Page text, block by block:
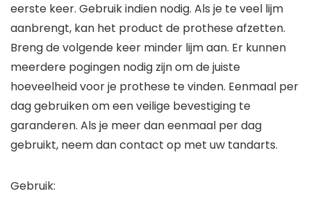
eerste keer. Gebruik indien nodig. Als je te veel lijm
aanbrengt, kan het product de prothese afzetten.
Breng de volgende keer minder lijm aan. Er kunnen
meerdere pogingen nodig zijn om de juiste
hoeveelheid voor je prothese te vinden. Eenmaal per
dag gebruiken om een veilige bevestiging te
garanderen. Als je meer dan eenmaal per dag
gebruikt, neem dan contact op met uw tandarts.
Gebruik: